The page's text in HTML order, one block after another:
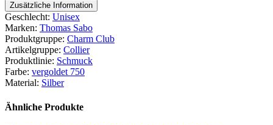
Zusätzliche Information
Geschlecht: Unisex
Marken: Thomas Sabo
Produktgruppe: Charm Club
Artikelgruppe: Collier
Produktlinie: Schmuck
Farbe: vergoldet 750
Material: Silber
Ähnliche Produkte